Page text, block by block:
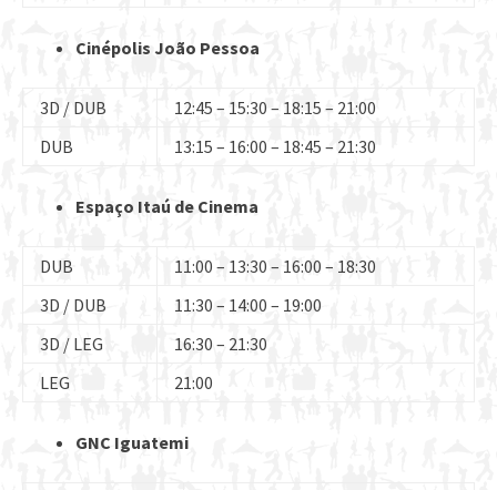
Cinépolis João Pessoa
3D / DUB
12:45 – 15:30 – 18:15 – 21:00
DUB
13:15 – 16:00 – 18:45 – 21:30
Espaço Itaú de Cinema
DUB
11:00 – 13:30 – 16:00 – 18:30
3D / DUB
11:30 – 14:00 – 19:00
3D / LEG
16:30 – 21:30
LEG
21:00
GNC Iguatemi